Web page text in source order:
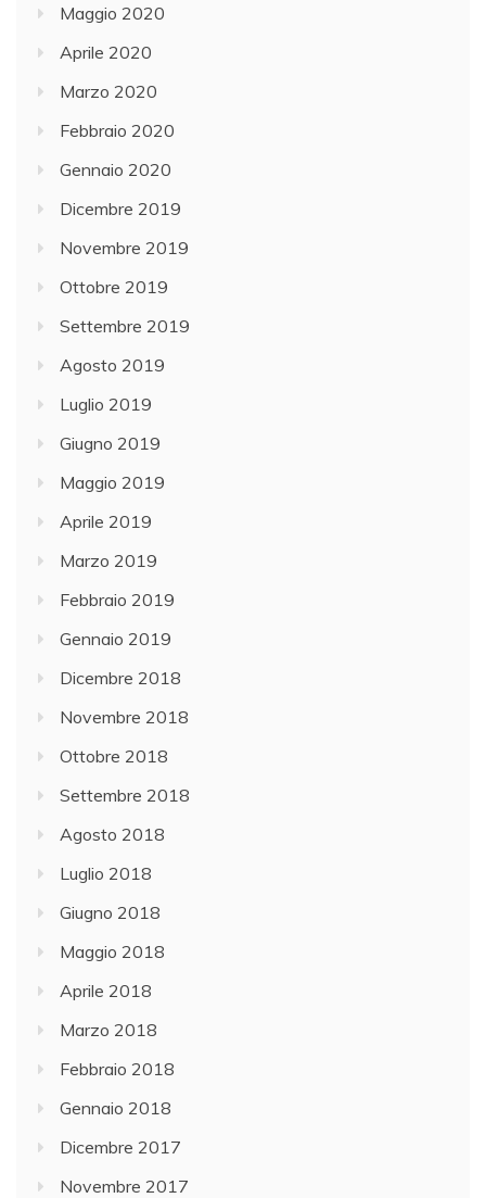
Maggio 2020
Aprile 2020
Marzo 2020
Febbraio 2020
Gennaio 2020
Dicembre 2019
Novembre 2019
Ottobre 2019
Settembre 2019
Agosto 2019
Luglio 2019
Giugno 2019
Maggio 2019
Aprile 2019
Marzo 2019
Febbraio 2019
Gennaio 2019
Dicembre 2018
Novembre 2018
Ottobre 2018
Settembre 2018
Agosto 2018
Luglio 2018
Giugno 2018
Maggio 2018
Aprile 2018
Marzo 2018
Febbraio 2018
Gennaio 2018
Dicembre 2017
Novembre 2017